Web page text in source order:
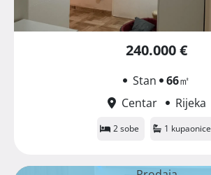
240.000 €
Stan 66㎡
Centar
Rijeka
2 sobe 1 kupaonice